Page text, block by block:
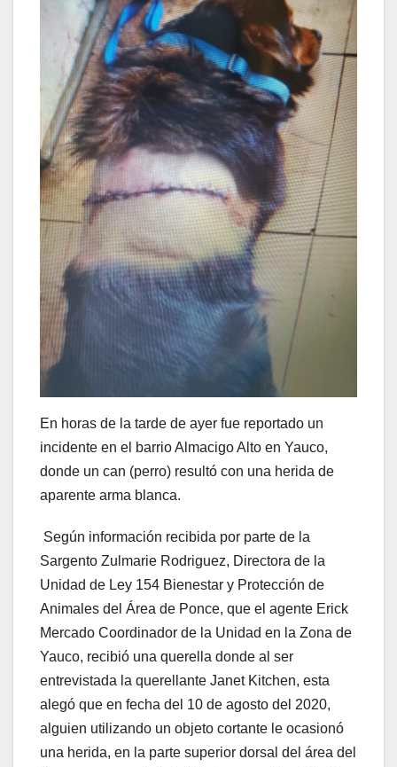
En horas de la tarde de ayer fue reportado un
incidente en el barrio Almacigo Alto en Yauco,
donde un can (perro) resultó con una herida de
aparente arma blanca.
Según información recibida por parte de la
Sargento Zulmarie Rodriguez, Directora de la
Unidad de Ley 154 Bienestar y Protección de
Animales del Área de Ponce, que el agente Erick
Mercado Coordinador de la Unidad en la Zona de
Yauco, recibió una querella donde al ser
entrevistada la querellante Janet Kitchen, esta
alegó que en fecha del 10 de agosto del 2020,
alguien utilizando un objeto cortante le ocasionó
una herida, en la parte superior dorsal del área del